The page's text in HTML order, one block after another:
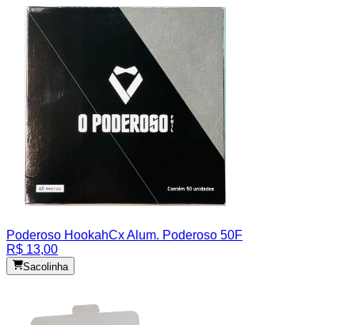
Poderoso HookahCx Alum. Poderoso 50F
R$ 13,00
Sacolinha